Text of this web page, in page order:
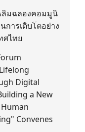
ลิมฉลองคอมมูนิ
การเติบโตอย่าง
ศไทย
Digital
a New
Convenes